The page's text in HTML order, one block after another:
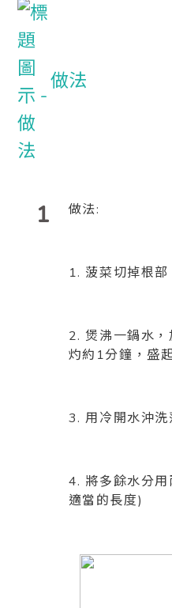
做法
1 做法:
1. 菠菜切掉根
2. 煲沸一鍋水
灼約1分鐘，盛
3. 用冷開水沖洗
4. 將多餘水分
適當的長度)